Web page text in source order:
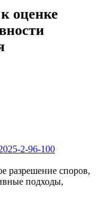
оценке
2-96-100
разрешение споров,
подходы,